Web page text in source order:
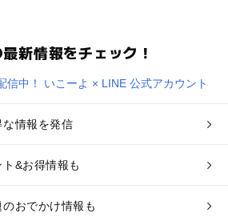
新情報をチェック！
情報を発信
&お得情報も
おでかけ情報も